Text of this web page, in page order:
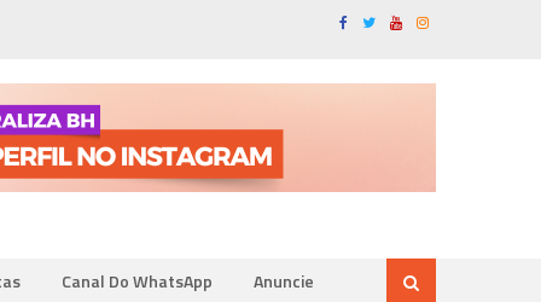
Canal Do WhatsApp Anuncie